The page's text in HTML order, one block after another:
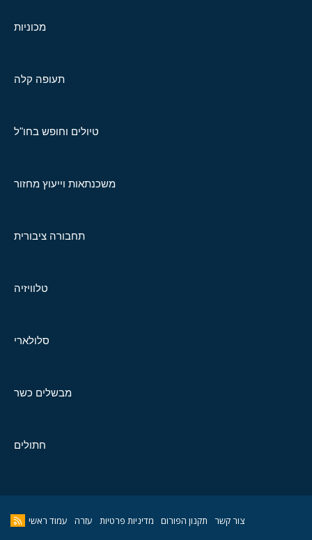
מכוניות
תעופה קלה
טיולים וחופש בחו"ל
משכנתאות וייעוץ מחזור
תחבורה ציבורית
טלוויזיה
סלולארי
מבשלים כשר
חתולים
צור קשר תקנון הפורום מדיניות פרטיות עזרה עמוד ראשי